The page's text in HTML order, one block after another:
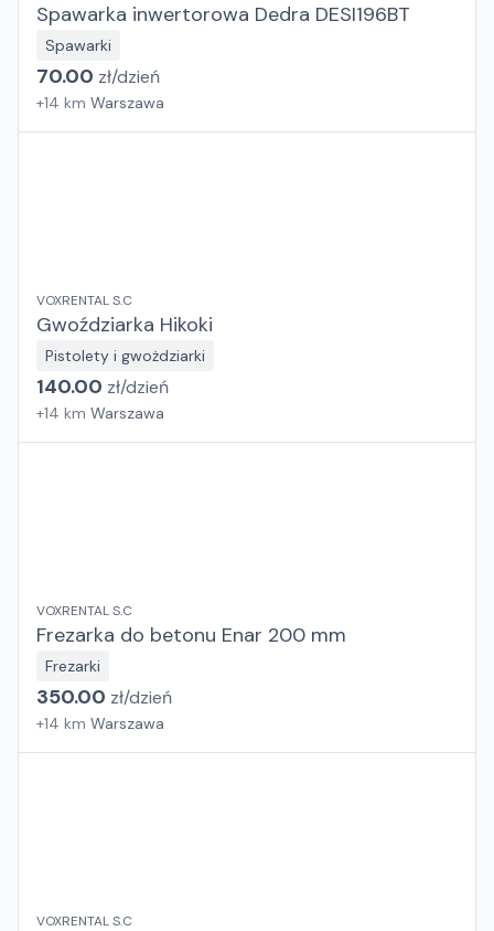
Spawarka inwertorowa Dedra DESI196BT
Spawarki
70.00 zł/dzień
+14 km Warszawa
VOXRENTAL S.C
Gwoździarka Hikoki
Pistolety i gwożdziarki
140.00 zł/dzień
+14 km Warszawa
VOXRENTAL S.C
Frezarka do betonu Enar 200 mm
Frezarki
350.00 zł/dzień
+14 km Warszawa
VOXRENTAL S.C